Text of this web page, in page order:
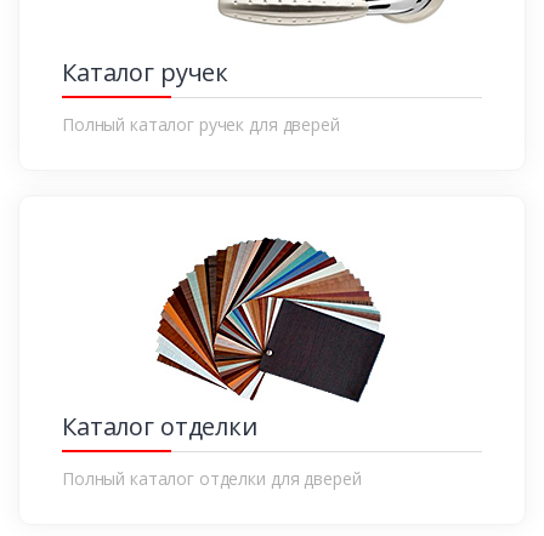
Каталог ручек
Полный каталог ручек для дверей
Каталог отделки
Полный каталог отделки для дверей